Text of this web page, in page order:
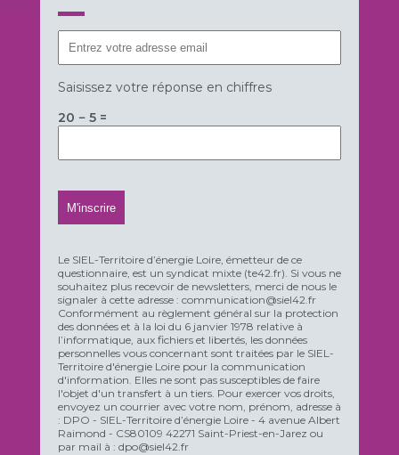
Saisissez votre réponse en chiffres
20 − 5 =
Le SIEL-Territoire d’énergie Loire, émetteur de ce
questionnaire, est un syndicat mixte (te42.fr). Si vous ne
souhaitez plus recevoir de newsletters, merci de nous le
signaler à cette adresse : communication@siel42.fr
Conformément au règlement général sur la protection
des données et à la loi du 6 janvier 1978 relative à
l’informatique, aux fichiers et libertés, les données
personnelles vous concernant sont traitées par le SIEL-
Territoire d'énergie Loire pour la communication
d'information. Elles ne sont pas susceptibles de faire
l'objet d'un transfert à un tiers. Pour exercer vos droits,
envoyez un courrier avec votre nom, prénom, adresse à
: DPO - SIEL-Territoire d’énergie Loire - 4 avenue Albert
Raimond - CS80109 42271 Saint-Priest-en-Jarez ou
par mail à : dpo@siel42.fr